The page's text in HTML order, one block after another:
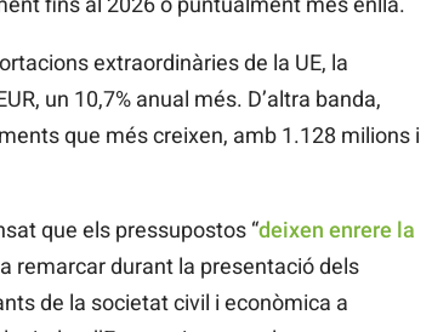
extraordinàries de la UE, la
un 10,7% anual més. D’altra banda,
que més creixen, amb 1.128 milions i
que els pressupostos “deixen enrere la
remarcar durant la presentació dels
de la societat civil i econòmica a